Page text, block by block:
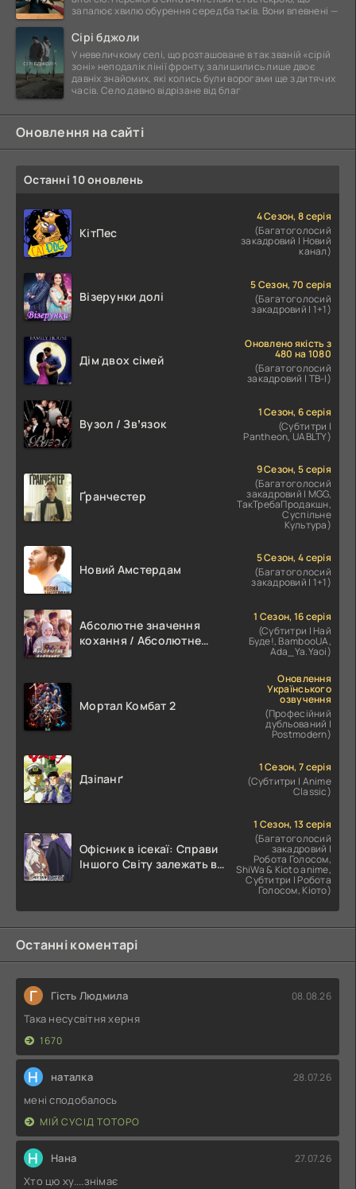
запалює хвилю обурення серед батьків. Вони впевнені —
Сірі бджоли
У невеличкому селі, що розташоване в так званій «сірій
зоні» неподалік лінії фронту, залишились лише двоє
давніх знайомих, які колись були ворогами ще з дитячих
часів. Село давно відрізане від благ
Оновлення на сайті
Останні 10 оновлень
КітПес
4 Сезон, 8 серія
(Багатоголосий
закадровий | Новий
канал)
Візерунки долі
5 Сезон, 70 серія
(Багатоголосий
закадровий | 1+1)
Дім двох сімей
Оновлено якість з
480 на 1080
(Багатоголосий
закадровий | ТВ-І)
Вузол / Звʼязок
1 Сезон, 6 серія
(Субтитри |
Pantheon, UABLTY)
Ґранчестер
9 Сезон, 5 серія
(Багатоголосий
закадровий | MGG,
ТакТребаПродакшн,
Суспільне
Культура)
Новий Амстердам
5 Сезон, 4 серія
(Багатоголосий
закадровий | 1+1)
Абсолютне значення
кохання / Абсолютне
1 Сезон, 16 серія
(Субтитри | Най
Буде!, BambooUA,
Ada_Ya.Yaoi)
Мортал Комбат 2
Оновлення
Українського
озвучення
(Професійний
дубльований |
Postmodern)
Дзіпанґ
1 Сезон, 7 серія
(Субтитри | Anime
Classic)
Офісник в ісекаї: Справи
Іншого Світу залежать від
1 Сезон, 13 серія
(Багатоголосий
закадровий |
Робота Голосом,
ShiWa & Kioto anime,
Субтитри | Робота
Голосом, Кіото)
Останні коментарі
Г Гість Людмила 08.08.26
Така несусвітня херня
1670
Н наталка 28.07.26
мені сподобалось
МІЙ СУСІД ТОТОРО
Н Нана 27.07.26
Хто цю ху....знімає